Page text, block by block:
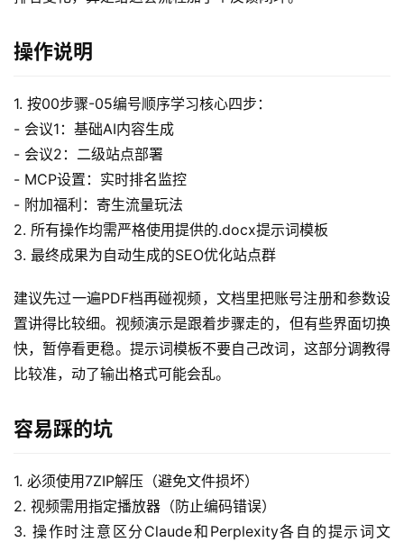
项
目
中
创
网
冒
泡
网
福
创
业
操作说明
1. 按00步骤-05编号顺序学习核心四步：
- 会议1：基础AI内容生成
- 会议2：二级站点部署
- MCP设置：实时排名监控
- 附加福利：寄生流量玩法
2. 所有操作均需严格使用提供的.docx提示词模板
3. 最终成果为自动生成的SEO优化站点群
建议先过一遍PDF档再碰视频，文档里把账号注册和参数设
置讲得比较细。视频演示是跟着步骤走的，但有些界面切换
快，暂停看更稳。提示词模板不要自己改词，这部分调教得
比较准，动了输出格式可能会乱。
容易踩的坑
1. 必须使用7ZIP解压（避免文件损坏）
2. 视频需用指定播放器（防止编码错误）
3. 操作时注意区分Claude和Perplexity各自的提示词文